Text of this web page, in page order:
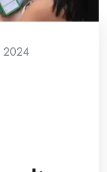
2024